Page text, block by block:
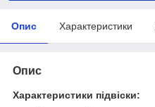
Опис Характеристики
Опис
Характеристики підвіски: